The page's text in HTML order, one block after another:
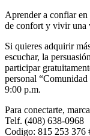
Aprender a confiar en
de confort y vivir una
Si quieres adquirir
escuchar, la
participar
personal
9:00 p.m.
Para conectarte,
Telf. (408) 638-0968
Codigo: 815 253 376